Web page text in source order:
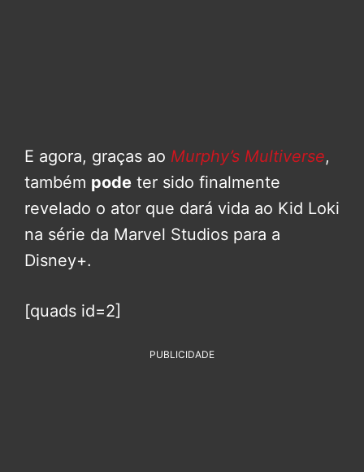
E agora, graças ao Murphy’s Multiverse,
também pode ter sido finalmente
revelado o ator que dará vida ao Kid Loki
na série da Marvel Studios para a
Disney+.
[quads id=2]
PUBLICIDADE